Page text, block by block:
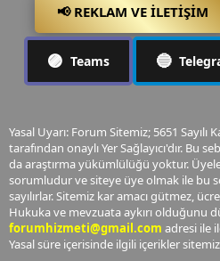
📢 REKLAM VE İLETIŞIM
🟣 Teams 🔵
Yasal Uyarı: Forum Sitemiz; 5651 Sayılı
tarafından onaylı Yer Sağlayıcı'dır. Bu
da araştırma yükümlülüğü yoktur.
sorumludur ve siteye üye olmak ile bu
sayılırlar. Sitemiz kar amacı gütmez,
Hukuka ve mevzuata aykırı olduğunu
forumhizmeti@gmail.com adresi ile
Yasal süre içerisinde ilgili içerikler